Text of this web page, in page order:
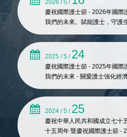
2026 / 5 /
慶祝國際護士節 - 2026年國際
我們的未來。賦能護士，守護
2025 / 5 / 24
慶祝國際護士節 - 2025年國際
我們的未來 - 關愛護士強化經
2024 / 5 / 25
慶祝中華人民共和國成立七十
十五周年 暨慶祝國際護士節 -